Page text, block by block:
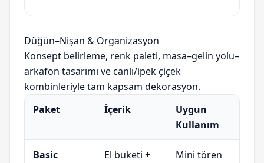
Düğün–Nişan & Organizasyon
Konsept belirleme, renk paleti, masa–gelin yolu–
arkafon tasarımı ve canlı/ipek çiçek
kombinleriyle tam kapsam dekorasyon.
Paket
İçerik
Uygun
Kullanım
Basic
El buketi +
Mini tören